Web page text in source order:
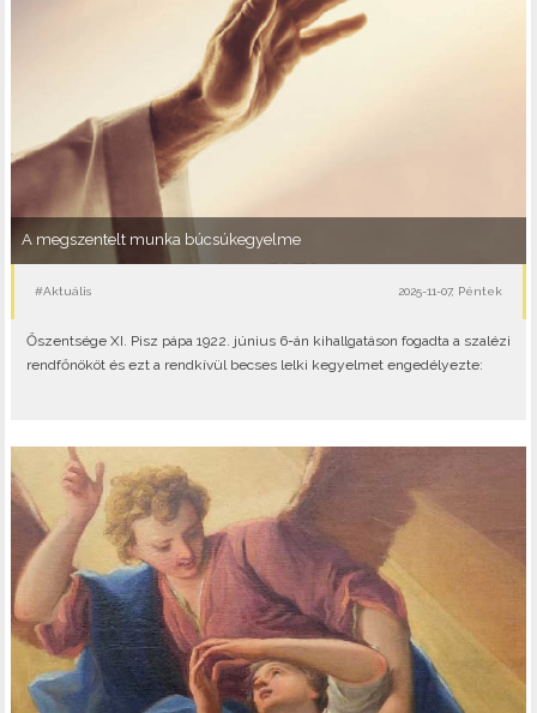
A megszentelt munka búcsúkegyelme
#Aktuális 2025-11-07, Péntek
Őszentsége XI. Pisz pápa 1922. június 6-án kihallgatáson fogadta a szalézi
rendfőnököt és ezt a rendkívül becses lelki kegyelmet engedélyezte: